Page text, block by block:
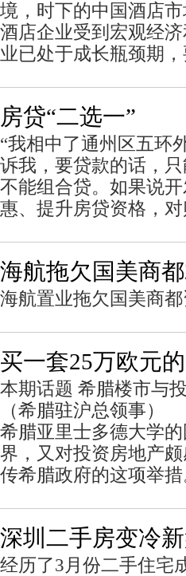
境，时下的中国酒店
酒店企业受到宏观经
业已处于成长瓶颈期
房贷“二选一”
“我相中了通州区五环
诉我，要贷款的话，
不能组合贷。如果说
惠、提升房贷资格，
海航拖欠国美商
海航置业拖欠国美商
买一套25万欧元
本期话题 希腊楼市与
（希腊驻沪总领事
希腊亚里士多德大学
界，又对投资房地产
传希腊政府的这项举措
深圳二手房变冷
经历了3月份二手住宅